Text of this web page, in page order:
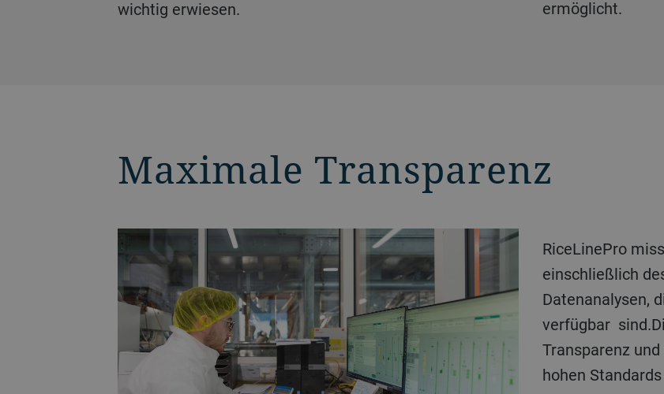
wichtig erwiesen.
ermöglicht.
Maximale Transparenz
RiceLinePro misst nahtlos alle Qualitätsparameter –
einschließlich
Datenanalysen,
verfügbar
Transparenz
hohen